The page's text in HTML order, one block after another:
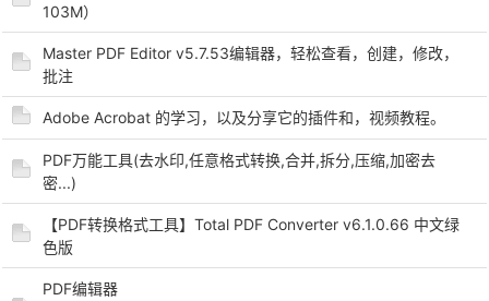
cn
103M）
Master PDF Editor v5.7.53编辑器，轻松查看，创建，修改，
批注
Adobe Acrobat 的学习，以及分享它的插件和，视频教程。
PDF万能工具(去水印,任意格式转换,合并,拆分,压缩,加密去
密...)
【PDF转换格式工具】Total PDF Converter v6.1.0.66 中文绿
色版
PDF编辑器